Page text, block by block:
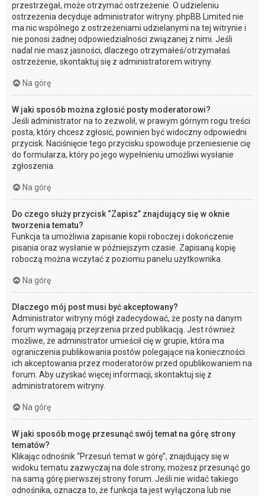
przestrzegał, może otrzymać ostrzeżenie. O udzieleniu
ostrzeżenia decyduje administrator witryny. phpBB Limited nie
ma nic wspólnego z ostrzeżeniami udzielanymi na tej witrynie i
nie ponosi żadnej odpowiedzialności związanej z nimi. Jeśli
nadal nie masz jasności, dlaczego otrzymałeś/otrzymałaś
ostrzeżenie, skontaktuj się z administratorem witryny.
Na górę
W jaki sposób można zgłosić posty moderatorowi?
Jeśli administrator na to zezwolił, w prawym górnym rogu treści
posta, który chcesz zgłosić, powinien być widoczny odpowiedni
przycisk. Naciśnięcie tego przycisku spowoduje przeniesienie cię
do formularza, który po jego wypełnieniu umożliwi wysłanie
zgłoszenia.
Na górę
Do czego służy przycisk “Zapisz” znajdujący się w oknie
tworzenia tematu?
Funkcja ta umożliwia zapisanie kopii roboczej i dokończenie
pisania oraz wysłanie w późniejszym czasie. Zapisaną kopię
roboczą można wczytać z poziomu panelu użytkownika.
Na górę
Dlaczego mój post musi być akceptowany?
Administrator witryny mógł zadecydować, że posty na danym
forum wymagają przejrzenia przed publikacją. Jest również
możliwe, że administrator umieścił cię w grupie, która ma
ograniczenia publikowania postów polegające na konieczności
ich akceptowania przez moderatorów przed opublikowaniem na
forum. Aby uzyskać więcej informacji, skontaktuj się z
administratorem witryny.
Na górę
W jaki sposób mogę przesunąć swój temat na górę strony
tematów?
Klikając odnośnik “Przesuń temat w górę”, znajdujący się w
widoku tematu zazwyczaj na dole strony, możesz przesunąć go
na samą górę pierwszej strony forum. Jeśli nie widać takiego
odnośnika, oznacza to, że funkcja ta jest wyłączona lub nie